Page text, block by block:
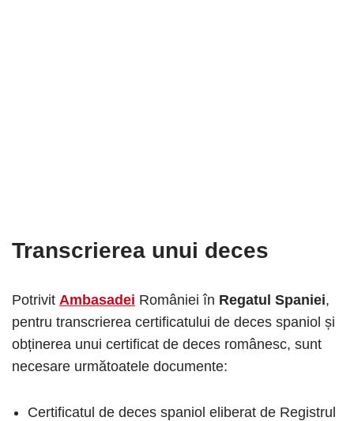
Transcrierea unui deces
Potrivit Ambasadei României în Regatul Spaniei,
pentru transcrierea certificatului de deces spaniol și
obținerea unui certificat de deces românesc, sunt
necesare următoatele documente:
Certificatul de deces spaniol eliberat de Registrul